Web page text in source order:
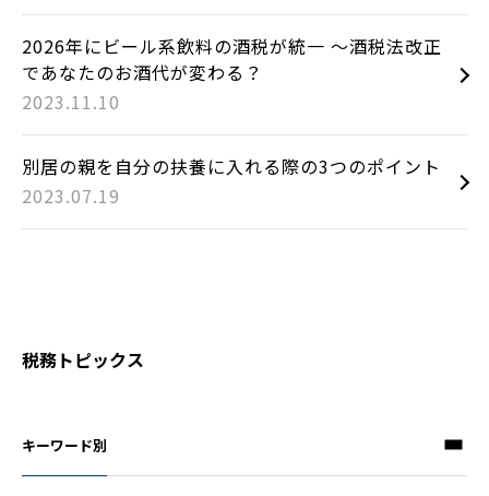
2026年にビール系飲料の酒税が統一 ～酒税法改正
であなたのお酒代が変わる？
2023.11.10
別居の親を自分の扶養に入れる際の3つのポイント
2023.07.19
税務トピックス
キーワード別